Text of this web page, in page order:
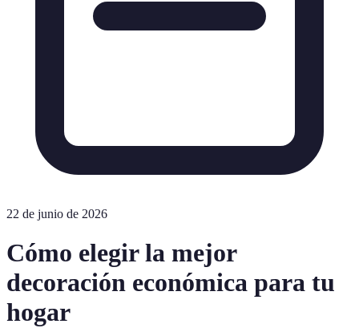
22 de junio de 2026
Cómo elegir la mejor
decoración económica para tu
hogar